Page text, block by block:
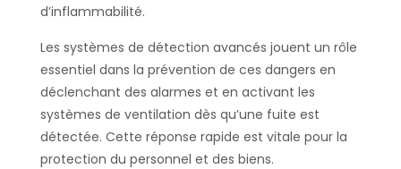
d’inflammabilité.
Les systèmes de détection avancés jouent un rôle
essentiel dans la prévention de ces dangers en
déclenchant des alarmes et en activant les
systèmes de ventilation dès qu’une fuite est
détectée. Cette réponse rapide est vitale pour la
protection du personnel et des biens.